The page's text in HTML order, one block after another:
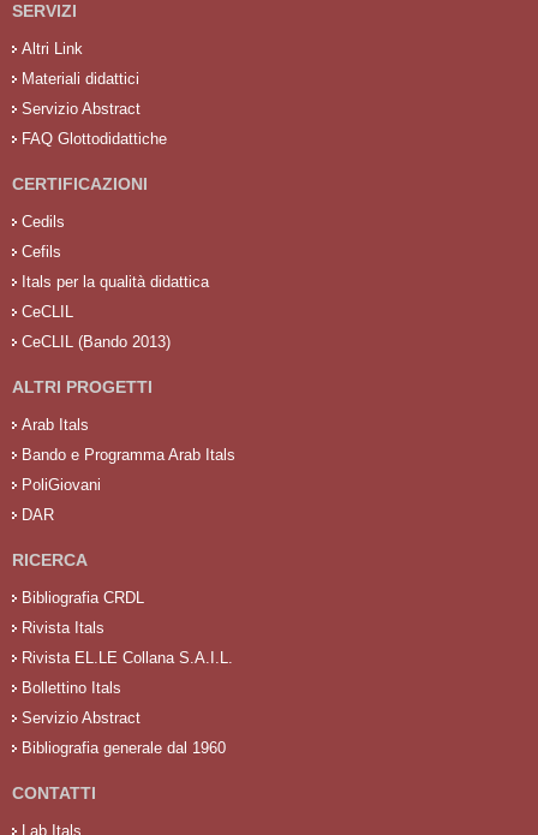
SERVIZI
Altri Link
Materiali didattici
Servizio Abstract
FAQ Glottodidattiche
CERTIFICAZIONI
Cedils
Cefils
Itals per la qualità didattica
CeCLIL
CeCLIL (Bando 2013)
ALTRI PROGETTI
Arab Itals
Bando e Programma Arab Itals
PoliGiovani
DAR
RICERCA
Bibliografia CRDL
Rivista Itals
Rivista EL.LE Collana S.A.I.L.
Bollettino Itals
Servizio Abstract
Bibliografia generale dal 1960
CONTATTI
Lab Itals